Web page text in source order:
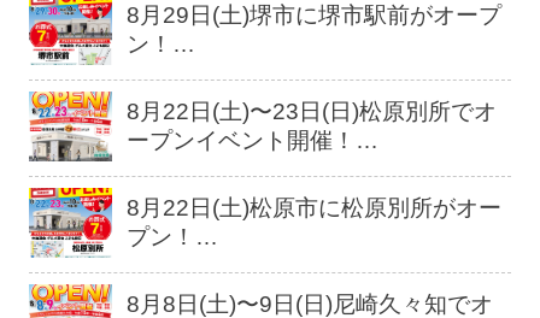
8月29日(土)堺市に堺市駅前がオープ
ン！…
8月22日(土)〜23日(日)松原別所でオ
ープンイベント開催！…
8月22日(土)松原市に松原別所がオー
プン！…
8月8日(土)〜9日(日)尼崎久々知でオ